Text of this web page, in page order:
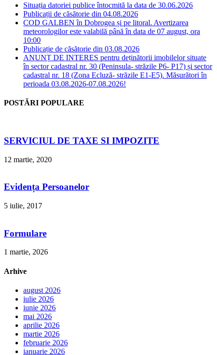
Situația datoriei publice întocmită la data de 30.06.2026
Publicații de căsătorie din 04.08.2026
COD GALBEN în Dobrogea și pe litoral. Avertizarea
meteorologilor este valabilă până în data de 07 august, ora
10:00
Publicație de căsătorie din 03.08.2026
ANUNȚ DE INTERES pentru deținătorii imobilelor situate
în sector cadastral nr. 30 (Peninsula- străzile P6- P17) și sector
cadastral nr. 18 (Zona Ecluză- străzile E1-E5). Măsurători în
perioada 03.08.2026-07.08.2026!
POSTĂRI POPULARE
SERVICIUL DE TAXE SI IMPOZITE
12 martie, 2020
Evidența Persoanelor
5 iulie, 2017
Formulare
1 martie, 2026
Arhive
august 2026
iulie 2026
iunie 2026
mai 2026
aprilie 2026
martie 2026
februarie 2026
ianuarie 2026